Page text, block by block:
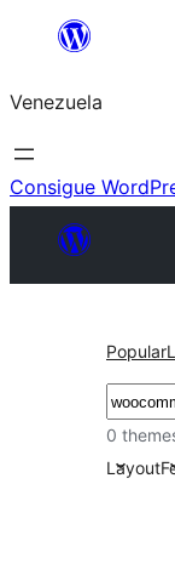
Saltar
contenido
Venezuela
Consigue
Popular
Buscar
0
Layout